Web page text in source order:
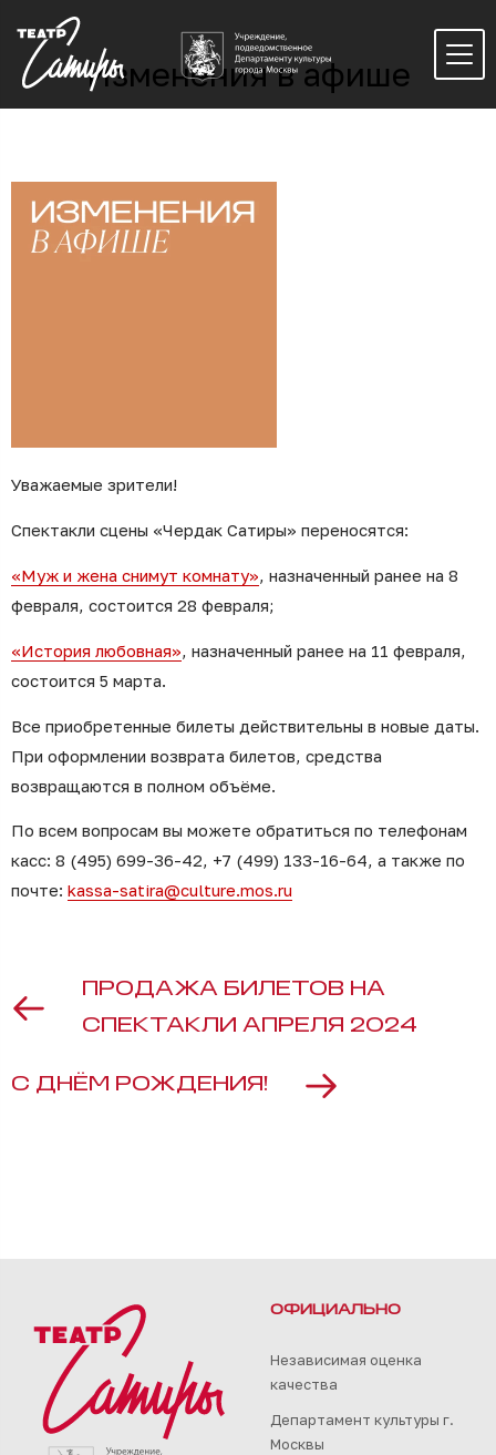
Изменения в афише
Уважаемые зрители!
Спектакли сцены «Чердак Сатиры» переносятся:
«Муж и жена снимут комнату», назначенный ранее на 8
февраля, состоится 28 февраля;
«История любовная», назначенный ранее на 11 февраля,
состоится 5 марта.
Все приобретенные билеты действительны в новые даты.
При оформлении возврата билетов, средства
возвращаются в полном объёме.
По всем вопросам вы можете обратиться по телефонам
касс: 8 (495) 699-36-42, +7 (499) 133-16-64, а также по
почте: kassa-satira@culture.mos.ru
ПРОДАЖА БИЛЕТОВ НА
СПЕКТАКЛИ АПРЕЛЯ 2024
С ДНЁМ РОЖДЕНИЯ!
ОФИЦИАЛЬНО
Независимая оценка
качества
Департамент культуры г.
Москвы